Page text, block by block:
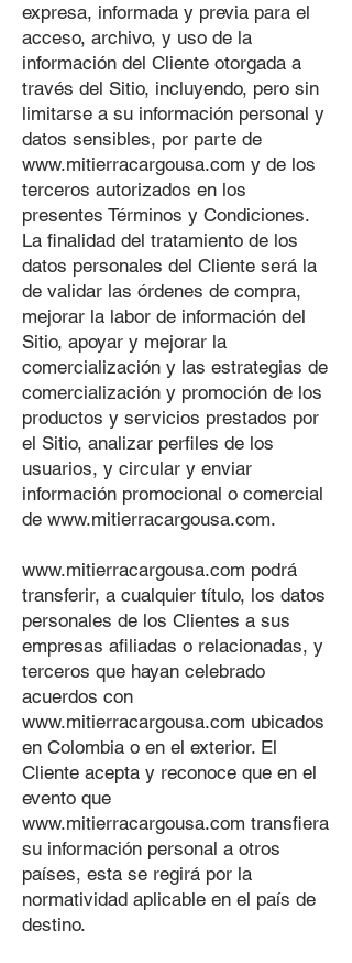
expresa, informada y previa para el
acceso, archivo, y uso de la
información del Cliente otorgada a
través del Sitio, incluyendo, pero sin
limitarse a su información personal y
datos sensibles, por parte de
www.mitierracargousa.com y de los
terceros autorizados en los
presentes Términos y Condiciones.
La finalidad del tratamiento de los
datos personales del Cliente será la
de validar las órdenes de compra,
mejorar la labor de información del
Sitio, apoyar y mejorar la
comercialización y las estrategias de
comercialización y promoción de los
productos y servicios prestados por
el Sitio, analizar perfiles de los
usuarios, y circular y enviar
información promocional o comercial
de www.mitierracargousa.com.
www.mitierracargousa.com podrá
transferir, a cualquier título, los datos
personales de los Clientes a sus
empresas afiliadas o relacionadas, y
terceros que hayan celebrado
acuerdos con
www.mitierracargousa.com ubicados
en Colombia o en el exterior. El
Cliente acepta y reconoce que en el
evento que
www.mitierracargousa.com transfiera
su información personal a otros
países, esta se regirá por la
normatividad aplicable en el país de
destino.